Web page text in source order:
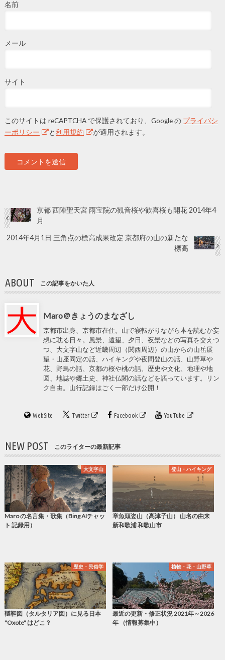
名前
メール
サイト
このサイトは reCAPTCHA で保護されており、Google の プライバシ
ーポリシー
と利用規約 が適用されます。
京都 西陣聖天宮 雨宝院の観音桜や歓喜桜も開花 2014年4
月
2014年4月1日 三角点の標高成果改定 京都府の山の新たな
標高
ABOUT この記事をかいた人
Maro＠きょうのまなざし
京都市出身、京都市在住。山で寝転がりながら本を読むか妄
想に耽る日々。風景、遠望、夕日、夜景などの写真を交えつ
つ、大文字山など近畿周辺（関西周辺）の山からの山岳展
望・山座同定の話、ハイキングや夜間登山の話、山野草や
花、野鳥の話、京都の桜や桃の話、歴史や文化、地理や地
図、地誌や郷土史、神社仏閣の話などを語っています。リン
ク自由。山行記録はごく一部だけ公開！
WebSite Twitter Facebook YouTube
NEW POST このライターの最新記事
大文字山
Maro の名言集・歌集（Bing AIチャッ
ト 記録用）
登山・ハイキング
章魚頭姿山（高津子山） 山名の由来
新和歌浦 和歌山市
歴史・民俗学
韃靼図（タルタリア図）に見る日本
"Oxote" はどこ？
植物・花・山野草
最近の更新・修正状況 2021年～2026
年 （情報募集中）